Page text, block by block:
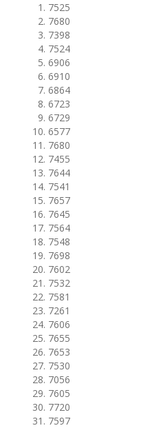
7525
7680
7398
7524
6906
6910
6864
6723
6729
6577
7680
7455
7644
7541
7657
7645
7564
7548
7698
7602
7532
7581
7261
7606
7655
7653
7530
7056
7605
7720
7597